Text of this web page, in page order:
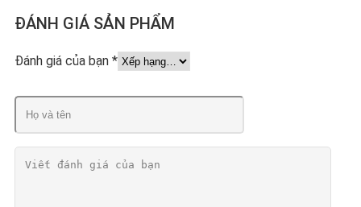
ĐÁNH GIÁ SẢN PHẨM
Đánh giá của bạn *